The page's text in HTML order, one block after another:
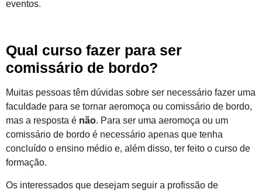
eventos.
Qual curso fazer para ser
comissário de bordo?
Muitas pessoas têm dúvidas sobre ser necessário fazer uma
faculdade para se tornar aeromoça ou comissário de bordo,
mas a resposta é não. Para ser uma aeromoça ou um
comissário de bordo é necessário apenas que tenha
concluído o ensino médio e, além disso, ter feito o curso de
formação.
Os interessados que desejam seguir a profissão de